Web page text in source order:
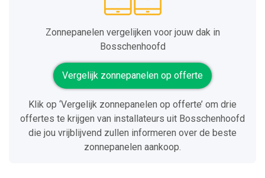
Zonnepanelen vergelijken voor jouw dak in
Bosschenhoofd
Vergelijk zonnepanelen op offerte
Klik op ‘Vergelijk zonnepanelen op offerte’ om drie
offertes te krijgen van installateurs uit Bosschenhoofd
die jou vrijblijvend zullen informeren over de beste
zonnepanelen aankoop.